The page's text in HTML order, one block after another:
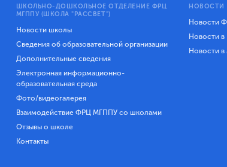
ШКОЛЬНО-ДОШКОЛЬНОЕ ОТДЕЛЕНИЕ ФРЦ
МГППУ (ШКОЛА "РАССВЕТ")
Новости школы
Сведения об образовательной организации
Дополнительные сведения
Электронная информационно-
образовательная среда
Фото/видеогалерея
Взаимодействие ФРЦ МГППУ со школами
Отзывы о школе
Контакты
НОВОСТИ
Новости
Новости в
Новости